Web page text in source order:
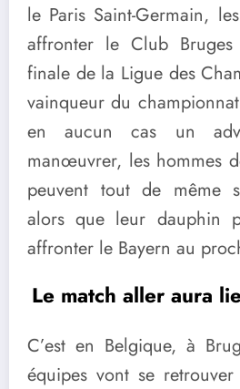
le Paris Saint-Germain,
affronter le Club
finale de la Ligue des
vainqueur du
en aucun cas un
manœuvrer, les hommes
peuvent tout de même
alors que leur dauphin
affronter le Bayern au
Le match aller aura
C’est en Belgique, à
équipes vont se